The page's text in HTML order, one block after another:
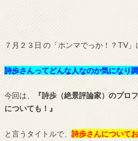
７月２３日 の「ホンマでっか！？TV」
詩歩さんってどんな人なのか気になり調
今回は、
『詩歩（絶景評論家）のプロ
についても！ 』
と言うタイトルで、 詩歩さんについて